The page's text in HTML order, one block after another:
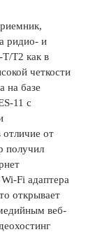
ридио- и
T/T2 как в
четкости
на базе
11 с
отличие от
получил
Fi адаптера
открывает
веб-